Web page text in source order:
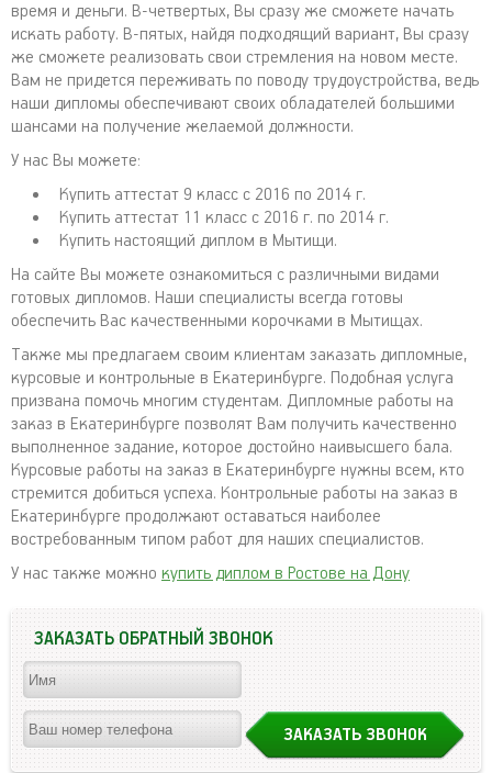
время и деньги. В-четвертых, Вы сразу же сможете начать
искать работу. В-пятых, найдя подходящий вариант, Вы сразу
же сможете реализовать свои стремления на новом месте.
Вам не придется переживать по поводу трудоустройства, ведь
наши дипломы обеспечивают своих обладателей большими
шансами на получение желаемой должности.
У нас Вы можете:
Купить аттестат 9 класс с 2016 по 2014 г.
Купить аттестат 11 класс с 2016 г. по 2014 г.
Купить настоящий диплом в Мытищи.
На сайте Вы можете ознакомиться с различными видами
готовых дипломов. Наши специалисты всегда готовы
обеспечить Вас качественными корочками в Мытищах.
Также мы предлагаем своим клиентам заказать дипломные,
курсовые и контрольные в Екатеринбурге. Подобная услуга
призвана помочь многим студентам. Дипломные работы на
заказ в Екатеринбурге позволят Вам получить качественно
выполненное задание, которое достойно наивысшего бала.
Курсовые работы на заказ в Екатеринбурге нужны всем, кто
стремится добиться успеха. Контрольные работы на заказ в
Екатеринбурге продолжают оставаться наиболее
востребованным типом работ для наших специалистов.
У нас также можно купить диплом в Ростове на Дону
ЗАКАЗАТЬ ОБРАТНЫЙ ЗВОНОК